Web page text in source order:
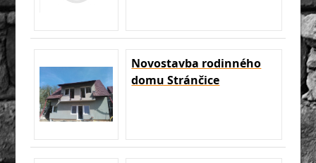
Novostavba rodinného
domu Stránčice